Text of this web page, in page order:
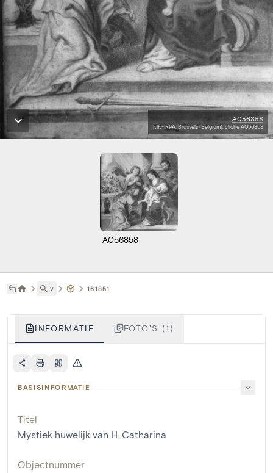
A056858
KIK-IRPA, Brussels (Belgium), cliché A056858
A056858
˅ 161851
INFORMATIE FOTO'S (1)
BASISINFORMATIE
Titel
Mystiek huwelijk van H. Catharina
Objectnummer